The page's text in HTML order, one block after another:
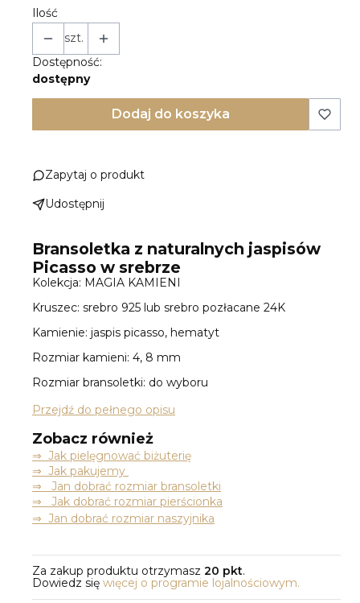
Ilość
szt.
Dostępność:
dostępny
Dodaj do koszyka
Zapytaj o produkt
Udostępnij
Bransoletka z naturalnych jaspisów
Picasso w srebrze
Kolekcja: MAGIA KAMIENI
Kruszec: srebro 925 lub srebro pozłacane 24K
Kamienie: jaspis picasso, hematyt
Rozmiar kamieni: 4, 8 mm
Rozmiar bransoletki: do wyboru
Przejdź do pełnego opisu
Zobacz również
⇒ Jak pielęgnować biżuterię
⇒ Jak pakujemy
⇒ Jan dobrać rozmiar bransoletki
⇒ Jak dobrać rozmiar pierścionka
⇒ Jan dobrać rozmiar naszyjnika
Za zakup produktu otrzymasz 20 pkt.
Dowiedz się więcej o programie lojalnościowym.